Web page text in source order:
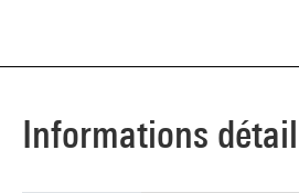
Informations